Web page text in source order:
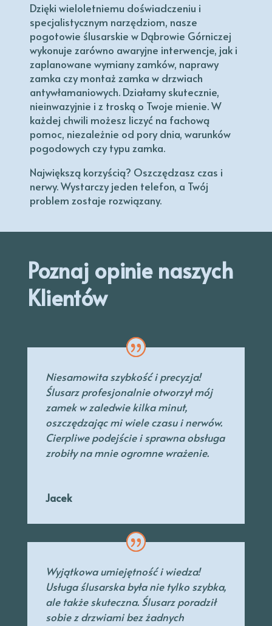
Dzięki wieloletniemu doświadczeniu i
specjalistycznym narzędziom, nasze
pogotowie ślusarskie w Dąbrowie Górniczej
wykonuje zarówno awaryjne interwencje, jak i
zaplanowane wymiany zamków, naprawy
zamka czy montaż zamka w drzwiach
antywłamaniowych. Działamy skutecznie,
nieinwazyjnie i z troską o Twoje mienie. W
każdej chwili możesz liczyć na fachową
pomoc, niezależnie od pory dnia, warunków
pogodowych czy typu zamka.
Największą korzyścią? Oszczędzasz czas i
nerwy. Wystarczy jeden telefon, a Twój
problem zostaje rozwiązany.
Poznaj opinie naszych
Klientów
Niesamowita szybkość i precyzja!
Ślusarz profesjonalnie otworzył mój
zamek w zaledwie kilka minut,
oszczędzając mi wiele czasu i nerwów.
Cierpliwe podejście i sprawna obsługa
zrobiły na mnie ogromne wrażenie.
Jacek
Wyjątkowa umiejętność i wiedza!
Usługa ślusarska była nie tylko szybka,
ale także skuteczna. Ślusarz poradził
sobie z drzwiami bez żadnych